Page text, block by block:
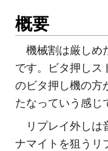
概要
機械割は厳しめ
です。ビタ押しス
のビタ押し機の方
たなっていう感じ
リプレイ外しは
ナマイトを狙うリ